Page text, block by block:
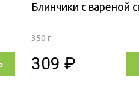
Блинчики с вареной
350 г
309 ₽